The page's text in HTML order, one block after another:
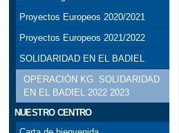
Proyectos Europeos 2020/2021
Proyectos Europeos 2021/2022
SOLIDARIDAD EN EL BADIEL
OPERACIÓN KG. SOLIDARIDAD
EN EL BADIEL 2022 2023
NUESTRO CENTRO